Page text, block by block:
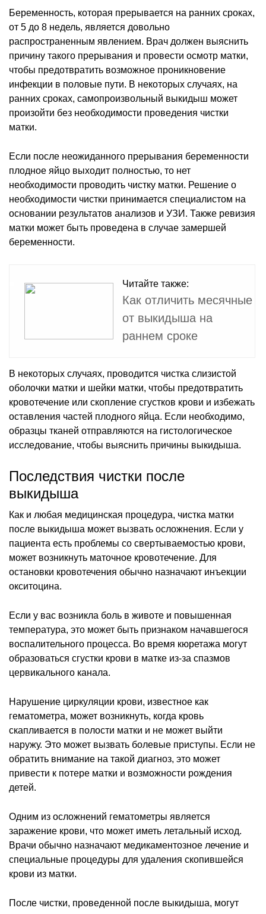
Беременность, которая прерывается на ранних сроках,
от 5 до 8 недель, является довольно
распространенным явлением. Врач должен выяснить
причину такого прерывания и провести осмотр матки,
чтобы предотвратить возможное проникновение
инфекции в половые пути. В некоторых случаях, на
ранних сроках, самопроизвольный выкидыш может
произойти без необходимости проведения чистки
матки.
Если после неожиданного прерывания беременности
плодное яйцо выходит полностью, то нет
необходимости проводить чистку матки. Решение о
необходимости чистки принимается специалистом на
основании результатов анализов и УЗИ. Также ревизия
матки может быть проведена в случае замершей
беременности.
Читайте также:
Как отличить месячные
от выкидыша на
раннем сроке
В некоторых случаях, проводится чистка слизистой
оболочки матки и шейки матки, чтобы предотвратить
кровотечение или скопление сгустков крови и избежать
оставления частей плодного яйца. Если необходимо,
образцы тканей отправляются на гистологическое
исследование, чтобы выяснить причины выкидыша.
Последствия чистки после
выкидыша
Как и любая медицинская процедура, чистка матки
после выкидыша может вызвать осложнения. Если у
пациента есть проблемы со свертываемостью крови,
может возникнуть маточное кровотечение. Для
остановки кровотечения обычно назначают инъекции
окситоцина.
Если у вас возникла боль в животе и повышенная
температура, это может быть признаком начавшегося
воспалительного процесса. Во время кюретажа могут
образоваться сгустки крови в матке из-за спазмов
цервикального канала.
Нарушение циркуляции крови, известное как
гематометра, может возникнуть, когда кровь
скапливается в полости матки и не может выйти
наружу. Это может вызвать болевые приступы. Если не
обратить внимание на такой диагноз, это может
привести к потере матки и возможности рождения
детей.
Одним из осложнений гематометры является
заражение крови, что может иметь летальный исход.
Врачи обычно назначают медикаментозное лечение и
специальные процедуры для удаления скопившейся
крови из матки.
После чистки, проведенной после выкидыша, могут